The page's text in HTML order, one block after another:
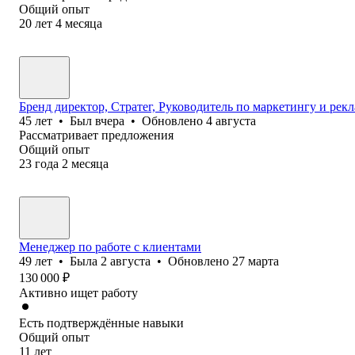
Общий опыт
20 лет 4 месяца
Бренд директор, Стратег, Руководитель по маркетингу и
45 лет • Был вчера • Обновлено 4 августа
Рассматривает предложения
Общий опыт
23 года 2 месяца
Менеджер по работе с клиентами
49 лет • Была 2 августа • Обновлено 27 марта
130 000 ₽
Активно ищет работу
Есть подтверждённые навыки
Общий опыт
11 лет